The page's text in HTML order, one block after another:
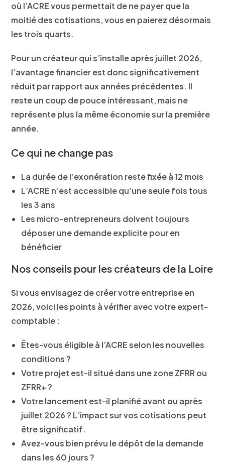
où l’ACRE vous permettait de ne payer que la
moitié des cotisations, vous en paierez désormais
les trois quarts.
Pour un créateur qui s’installe après juillet 2026,
l’avantage financier est doncsignificativement
réduit par rapport aux années précédentes. Il
reste un coup de pouce intéressant, mais ne
représente plus la même économie sur la première
année.
Ce qui ne change pas
La durée de l’exonération reste fixée à12 mois
L’ACRE n’est accessible qu’une seule fois tous
les 3 ans
Les micro-entrepreneurs doivent toujours
déposer une demande explicite pour en
bénéficier
Nos conseils pour les créateurs de la Loire
Si vous envisagez de créer votre entreprise en
2026, voici les points à vérifier avec votre expert-
comptable :
Êtes-vous éligible à l’ACRE selon les nouvelles
conditions ?
Votre projet est-il situé dans une zone ZFRR ou
ZFRR+ ?
Votre lancement est-il planifié avant ou après
juillet 2026 ? L’impact sur vos cotisations peut
être significatif.
Avez-vous bien prévu le dépôt de la demande
dans les 60 jours ?